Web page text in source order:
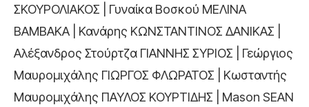
ΣΚΟΥΡΟΛΙΑΚΟΣ | Γυναίκα Βοσκού ΜΕΛΙΝΑ
ΒΑΜΒΑΚΑ | Κανάρης ΚΩΝΣΤΑΝΤΙΝΟΣ ΔΑΝΙΚΑΣ |
Αλέξανδρος Στούρτζα ΓΙΑΝΝΗΣ ΣΥΡΙΟΣ | Γεώργιος
Μαυρομιχάλης ΓΙΩΡΓΟΣ ΦΛΩΡΑΤΟΣ | Κωσταντής
Μαυρομιχάλης ΠΑΥΛΟΣ ΚΟΥΡΤΙΔΗΣ | Mason SEAN